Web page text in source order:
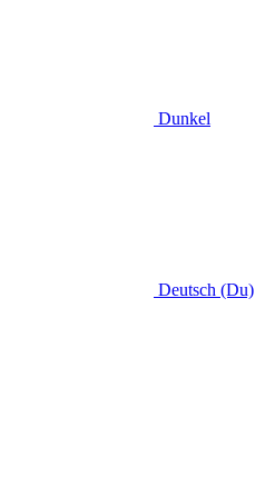
Dunkel
Deutsch (Du)